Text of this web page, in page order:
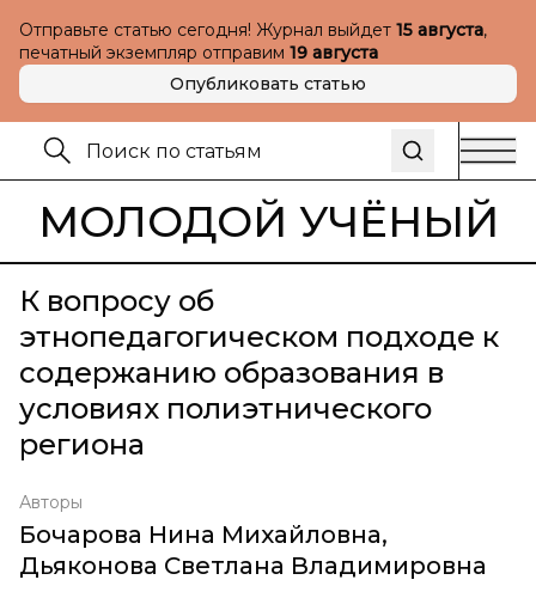
Отправьте статью сегодня! Журнал выйдет 15 августа,
печатный экземпляр отправим 19 августа
Опубликовать статью
МОЛОДОЙ УЧЁНЫЙ
К вопросу об
этнопедагогическом подходе к
содержанию образования в
условиях полиэтнического
региона
Авторы
Бочарова Нина Михайловна,
Дьяконова Светлана Владимировна